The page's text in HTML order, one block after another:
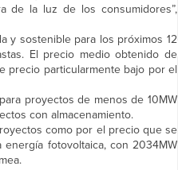
de la luz de los consumidores”,
y sostenible para los próximos 12
El precio medio obtenido de
precio particularmente bajo por el
proyectos de menos de 10MW
con almacenamiento.
como por el precio que se
fotovoltaica, con 2034MW